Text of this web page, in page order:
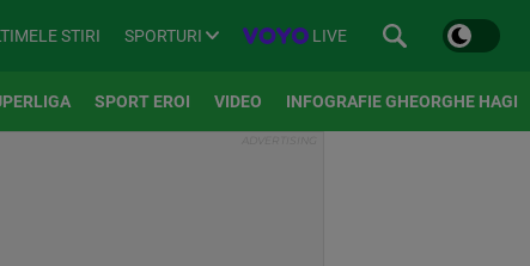
STIRI SPORTURI LIVE
SPORT EROI VIDEO INFOGRAFIE GHEORGHE HAGI